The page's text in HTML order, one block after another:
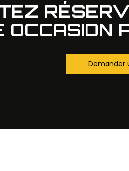
OCCASION
Demander